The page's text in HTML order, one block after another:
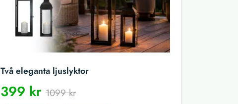
Två eleganta ljuslyktor
399 kr1099 kr